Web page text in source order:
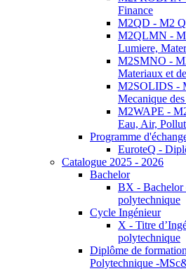
Finance
M2QD - M2
M2QLMN -
Lumiere,
M2SMNO -
Materiaux et
M2SOLIDS -
Mecanique
M2WAPE -
Eau, Air,
Programme
EuroteQ -
Catalogue 2025 - 2026
Bachelor
BX - Bachelor
polytechnique
Cycle Ingénieur
X - Titre
polytechnique
Diplôme de
Polytechnique -